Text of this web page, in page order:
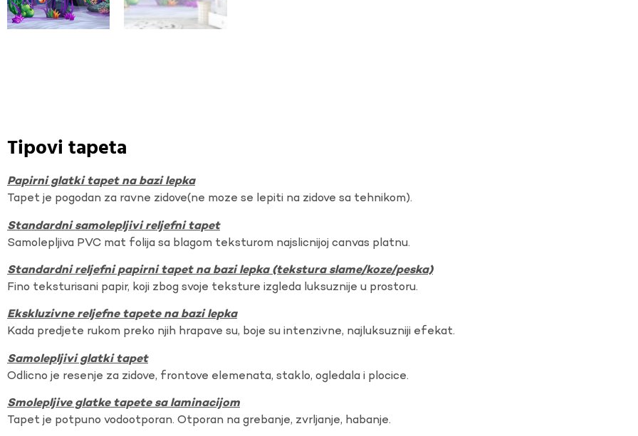
Tipovi tapeta
Papirni glatki tapet na bazi lepka
Tapet je pogodan za ravne zidove(ne moze se lepiti na zidove sa tehnikom).
Standardni samolepljivi reljefni tapet
Samolepljiva PVC mat folija sa blagom teksturom najslicnijoj canvas platnu.
Standardni reljefni papirni tapet na bazi lepka (tekstura slame/koze/peska)
Fino teksturisani papir, koji zbog svoje teksture izgleda luksuznije u prostoru.
Ekskluzivne reljefne tapete na bazi lepka
Kada predjete rukom preko njih hrapave su, boje su intenzivne, najluksuzniji efekat.
Samolepljivi glatki tapet
Odlicno je resenje za zidove, frontove elemenata, staklo, ogledala i plocice.
Smolepljive glatke tapete sa laminacijom
Tapet je potpuno vodootporan. Otporan na grebanje, zvrljanje, habanje.